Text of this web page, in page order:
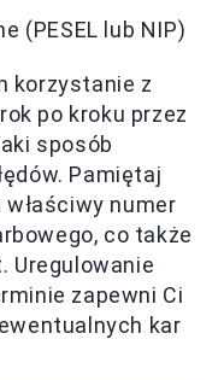
(PESEL lub NIP)
korzystanie z
po kroku przez
sposób
Pamiętaj
numer
co także
Uregulowanie
zapewni Ci
kar